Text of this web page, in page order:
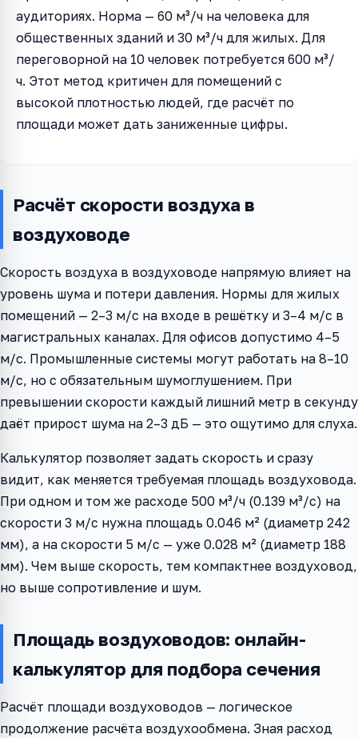
аудиториях. Норма — 60 м³/ч на человека для
общественных зданий и 30 м³/ч для жилых. Для
переговорной на 10 человек потребуется 600 м³/
ч. Этот метод критичен для помещений с
высокой плотностью людей, где расчёт по
площади может дать заниженные цифры.
Расчёт скорости воздуха в
воздуховоде
Скорость воздуха в воздуховоде напрямую влияет на
уровень шума и потери давления. Нормы для жилых
помещений — 2–3 м/с на входе в решётку и 3–4 м/с в
магистральных каналах. Для офисов допустимо 4–5
м/с. Промышленные системы могут работать на 8–10
м/с, но с обязательным шумоглушением. При
превышении скорости каждый лишний метр в секунду
даёт прирост шума на 2–3 дБ — это ощутимо для слуха.
Калькулятор позволяет задать скорость и сразу
видит, как меняется требуемая площадь воздуховода.
При одном и том же расходе 500 м³/ч (0.139 м³/с) на
скорости 3 м/с нужна площадь 0.046 м² (диаметр 242
мм), а на скорости 5 м/с — уже 0.028 м² (диаметр 188
мм). Чем выше скорость, тем компактнее воздуховод,
но выше сопротивление и шум.
Площадь воздуховодов: онлайн-
калькулятор для подбора сечения
Расчёт площади воздуховодов — логическое
продолжение расчёта воздухообмена. Зная расход